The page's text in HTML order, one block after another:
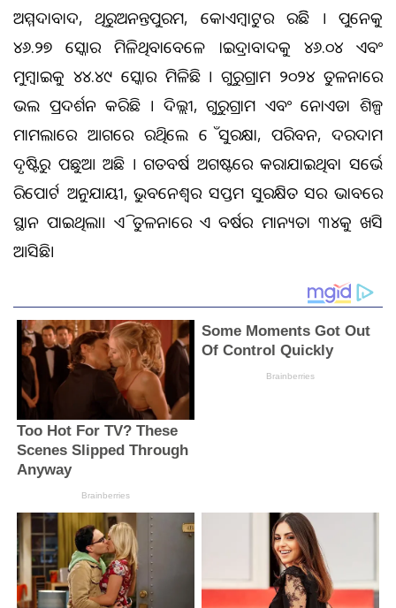
ଅହମ୍ମଦାବାଦ, ଥିରୁଅନନ୍ତପୁରମ, କୋଏମ୍ବାଟୁର ରହିଛି । ପୁନେକୁ
୪୬.୨୭ ସ୍କୋର ମିଳିଥିବାବେଳେ ହାଇଦ୍ରାବାଦକୁ ୪୬.୦୪ ଏବଂ
ମୁମ୍ବାଇକୁ ୪୪.୪୯ ସ୍କୋର ମିଳିଛି । ଗୁରୁଗ୍ରାମ ୨୦୨୪ ତୁଳନାରେ
ଭଲ ପ୍ରଦର୍ଶନ କରିଛି । ଦିଲ୍ଲୀ, ଗୁରୁଗ୍ରାମ ଏବଂ ନୋଏଡା ଶିଳ୍ପ
ମାମଲାରେ ଆଗରେ ରହିଥିଲେ ହେଁ ସୁରକ୍ଷା, ପରିବହନ, ଦରଦାମ
ଦୃଷ୍ଟିରୁ ପଛୁଆ ଅଛି । ଗତବର୍ଷ ଅଗଷ୍ଟରେ କରାଯାଇଥିବା ସର୍ଭେ
ରିପୋର୍ଟ ଅନୁଯାୟୀ, ଭୁବନେଶ୍ୱର ସପ୍ତମ ସୁରକ୍ଷିତ ସହର ଭାବରେ
ସ୍ଥାନ ପାଇଥିଲା। ଏହି ତୁଳନାରେ ଏ ବର୍ଷର ମାନ୍ୟତା ୩୪କୁ ଖସି
ଆସିଛି।